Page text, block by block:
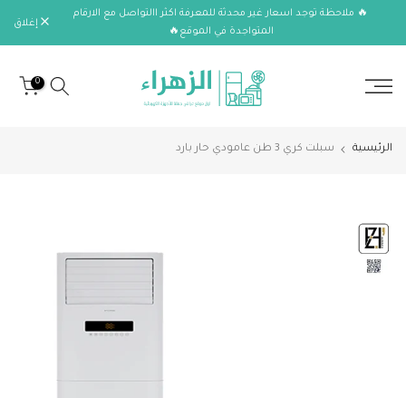
الانتقال🔥 ملاحظة توجد اسعار غير محدثة للمعرفة اكثر االتواصل مع الارقام
المتواجدة في الموقع🔥
إغلاق
0
الرئيسية سبلت كري 3 طن عامودي حار بارد